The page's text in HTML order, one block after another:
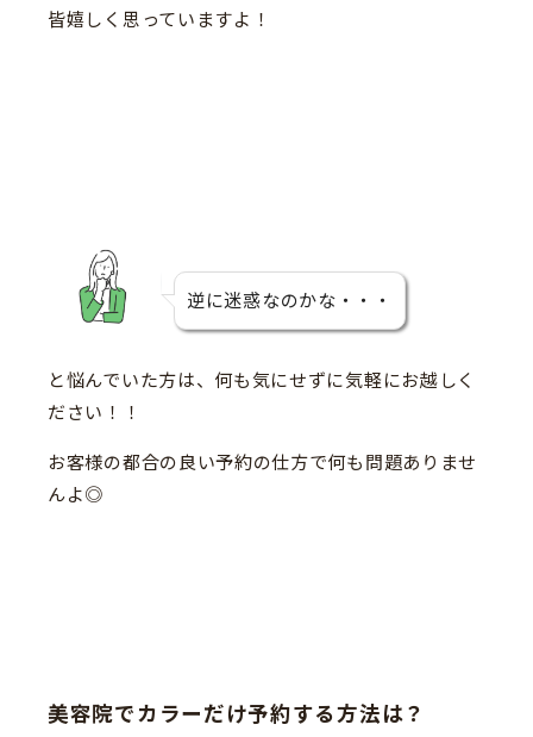
皆嬉しく思っていますよ！
逆に迷惑なのかな・・・
と悩んでいた方は、何も気にせずに気軽にお越しく
ださい！！
お客様の都合の良い予約の仕方で何も問題ありませ
んよ◎
美容院でカラーだけ予約する方法は？